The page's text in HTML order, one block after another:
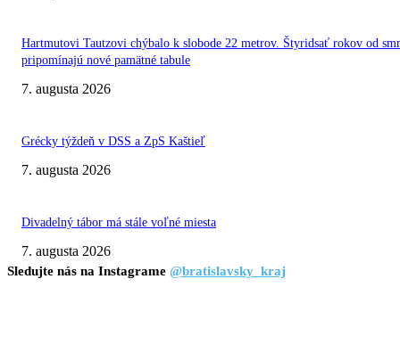
Hartmutovi Tautzovi chýbalo k slobode 22 metrov. Štyridsať rokov od
pripomínajú nové pamätné tabule
7. augusta 2026
Grécky týždeň v DSS a ZpS Kaštieľ
7. augusta 2026
Divadelný tábor má stále voľné miesta
7. augusta 2026
Sledujte nás na Instagrame @bratislavsky_kraj